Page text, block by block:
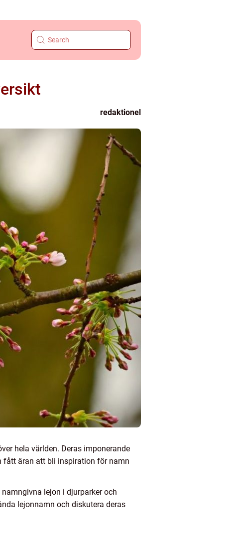
redaktionel
hela världen. Deras imponerande
fått äran att bli inspiration för namn
lejon i djurparker och
lejonnamn och diskutera deras